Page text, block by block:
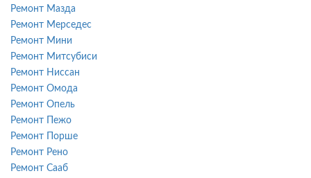
Ремонт Мазда
Ремонт Мерседес
Ремонт Мини
Ремонт Митсубиси
Ремонт Ниссан
Ремонт Омода
Ремонт Опель
Ремонт Пежо
Ремонт Порше
Ремонт Рено
Ремонт Сааб